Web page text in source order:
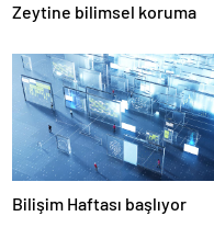
Zeytine bilimsel koruma
Bilişim Haftası başlıyor